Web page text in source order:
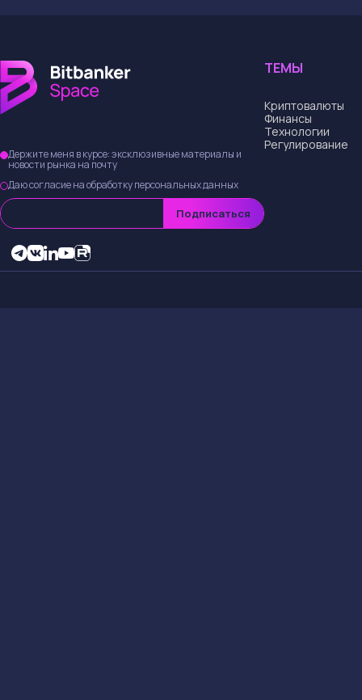
Держите меня в курсе: эксклюзивные материалы и
новости рынка на почту
Даю согласие на обработку персональных данных
Подписаться
ТЕМЫ
Криптовалюты
Финансы
Технологии
Регулирование